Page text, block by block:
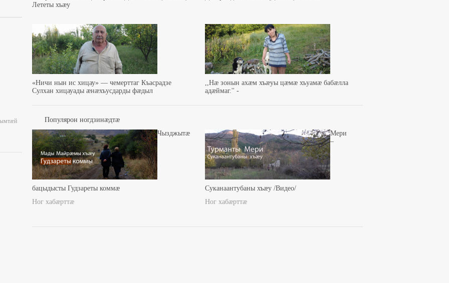
Лететы хъæу
«Ничи нын ис хицау» — чемерттаг Къасрадзе
Сулхан хицауады æнæхъусдарды фæдыл
,,Нæ зонын ахæм хъæуы цæмæ хъуамæ бабæлла
адæймаг.'' -
Популярон ногдзинæдтæ
Чызджытæ
бацыдысты Гудзареты коммæ
Ног хабæрттæ
Мери
–
Суканаантубаны хъæу /Видео/
Ног хабæрттæ